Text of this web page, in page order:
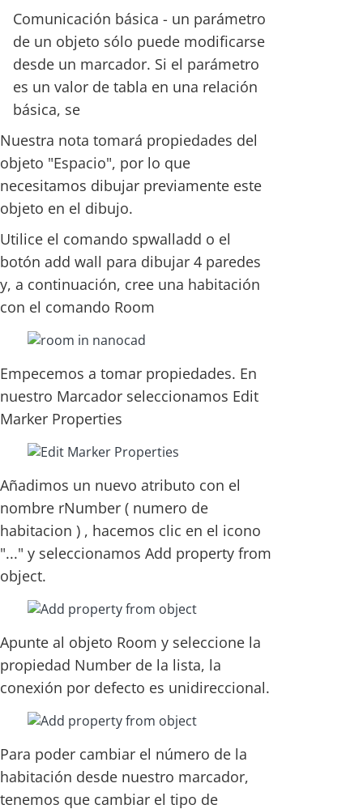
Comunicación básica - un parámetro
de un objeto sólo puede modificarse
desde un marcador. Si el parámetro
es un valor de tabla en una relación
básica, se
Nuestra nota tomará propiedades del
objeto "Espacio", por lo que
necesitamos dibujar previamente este
objeto en el dibujo.
Utilice el comando spwalladd o el
botón add wall para dibujar 4 paredes
y, a continuación, cree una habitación
con el comando Room
Empecemos a tomar propiedades. En
nuestro Marcador seleccionamos Edit
Marker Properties
Añadimos un nuevo atributo con el
nombre rNumber ( numero de
habitacion ) , hacemos clic en el icono
"..." y seleccionamos Add property from
object.
Apunte al objeto Room y seleccione la
propiedad Number de la lista, la
conexión por defecto es unidireccional.
Para poder cambiar el número de la
habitación desde nuestro marcador,
tenemos que cambiar el tipo de